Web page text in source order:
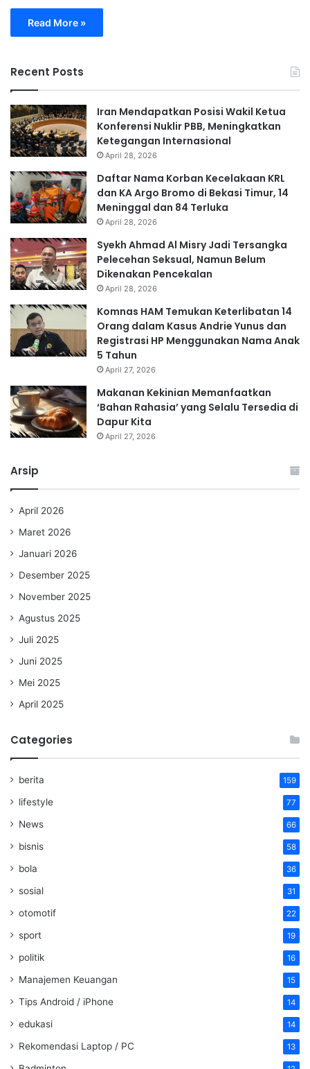
Read More »
Recent Posts
Iran Mendapatkan Posisi Wakil Ketua
Konferensi Nuklir PBB, Meningkatkan
Ketegangan Internasional
April 28, 2026
Daftar Nama Korban Kecelakaan KRL
dan KA Argo Bromo di Bekasi Timur, 14
Meninggal dan 84 Terluka
April 28, 2026
Syekh Ahmad Al Misry Jadi Tersangka
Pelecehan Seksual, Namun Belum
Dikenakan Pencekalan
April 28, 2026
Komnas HAM Temukan Keterlibatan 14
Orang dalam Kasus Andrie Yunus dan
Registrasi HP Menggunakan Nama Anak
5 Tahun
April 27, 2026
Makanan Kekinian Memanfaatkan
‘Bahan Rahasia’ yang Selalu Tersedia di
Dapur Kita
April 27, 2026
Arsip
April 2026
Maret 2026
Januari 2026
Desember 2025
November 2025
Agustus 2025
Juli 2025
Juni 2025
Mei 2025
April 2025
Categories
berita 159
lifestyle 77
News 66
bisnis 58
bola 36
sosial 31
otomotif 22
sport 19
politik 16
Manajemen Keuangan 15
Tips Android / iPhone 14
edukasi 14
Rekomendasi Laptop / PC 13